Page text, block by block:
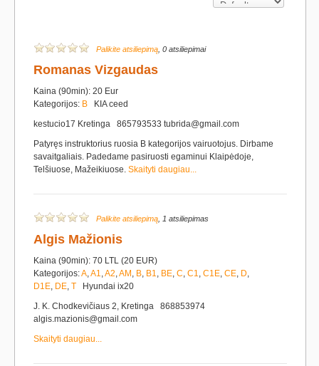
Palikite atsiliepimą , 0 atsiliepimai
Romanas Vizgaudas
Kaina (90min): 20 Eur
Kategorijos: B KIA ceed
kestucio17 Kretinga 865793533 tubrida@gmail.com
Patyręs instruktorius ruosia B kategorijos vairuotojus. Dirbame
savaitgaliais. Padedame pasiruosti egaminui Klaipėdoje,
Telšiuose, Mažeikiuose. Skaityti daugiau...
Palikite atsiliepimą , 1 atsiliepimas
Algis Mažionis
Kaina (90min): 70 LTL (20 EUR)
Kategorijos:A,A1,A2,AM , B, B1, BE, C, C1, C1E, CE, D,
D1E, DE, T Hyundai ix20
J. K. Chodkevičiaus 2, Kretinga 868853974
algis.mazionis@gmail.com
Skaityti daugiau...